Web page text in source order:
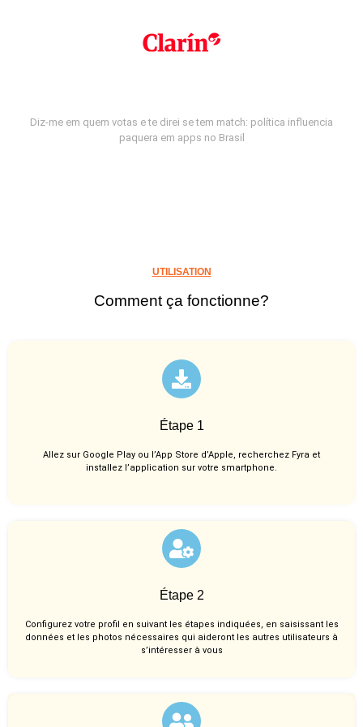
Diz-me em quem votas e te direi se tem match: política influencia
paquera em apps no Brasil
UTILISATION
Comment ça fonctionne?
Étape 1
Allez sur Google Play ou l’App Store d’Apple, recherchez Fyra et
installez l’application sur votre smartphone.
Étape 2
Configurez votre profil en suivant les étapes indiquées, en saisissant les
données et les photos nécessaires qui aideront les autres utilisateurs à
s’intéresser à vous